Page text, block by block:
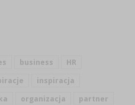
business
HR
inspiracja
organizacja
partner